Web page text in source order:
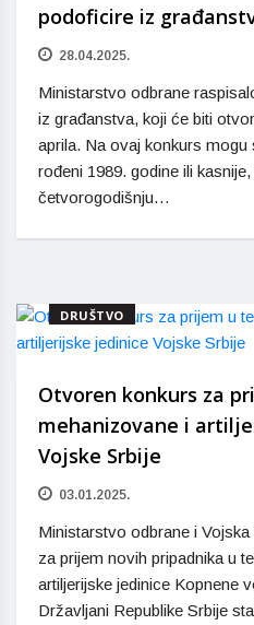
podoficire iz
28.04.2025.
Ministarstvo odbrane
iz građanstva, koji će biti
aprila. Na ovaj konkurs mogu
rođeni 1989. godine ili
četvorogodišnju…
DRUŠTVO
Otvoren konkurs za
mehanizovane i
Vojske Srbije
03.01.2025.
Ministarstvo odbrane i
za prijem novih pripadnika u
artiljerijske jedinice Kopnene
Državljani Republike Srbije